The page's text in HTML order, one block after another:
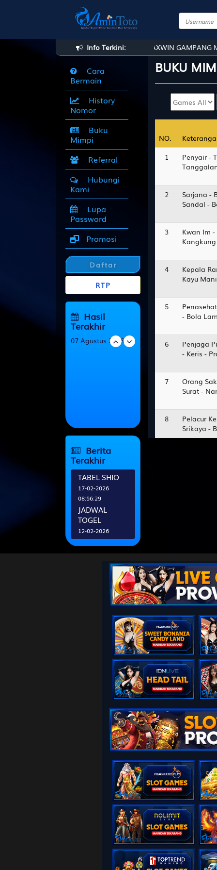
Info Terkini:
AMINTOTO - SITUS SLOT GACOR MAXWIN GAMPANG
Cara
Bermain
History
Nomor
Buku
Mimpi
Referral
Hubungi
Kami
Lupa
Password
Promosi
Daftar
RTP
Hasil
Terakhir
07 Agustus 2026
IDN 4 Stand 2
banker
Berita
Terakhir
TABEL SHIO
17-02-2026
08:56:29
JADWAL
TOGEL
12-02-2026
14:20:18
JADWAL
BUKU
NO.
NO.
1
Penyair -
2
Sarjana -
Sandal -
3
Kwan Im
4
Kepala
Kayu
5
- Bola
6
Penjaga
- Keris -
7
Orang
Surat -
8
Pelacur
Srikaya -
12
Wanita
Bubuk -
13
Ahli
Abiyasa
14
Orang
Destarata
15
Pendeta
Manggis -
16
Orang
Anggur -
17 Penolong
18
Putri Raja
Engsel -
19
Kekasih -
Bemo -
20